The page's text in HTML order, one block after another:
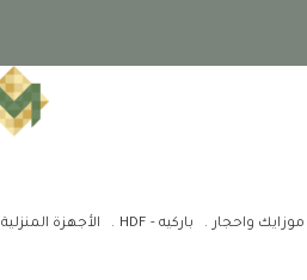
موزايك واحجار باركيه - HDF الأجهزة المنزلية